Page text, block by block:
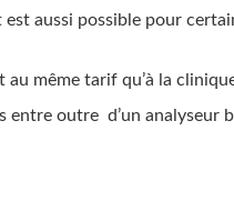
est aussi possible pour
au même tarif qu’à la
entre outre d’un analyseur